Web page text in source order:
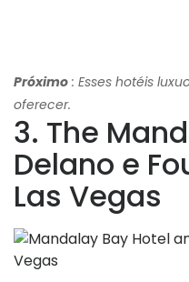
Próximo : Esses hotéis
oferecer.
3. The
Delano e
Las Vegas